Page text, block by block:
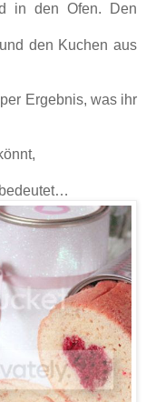
in den Ofen. Den
den Kuchen aus
Ergebnis, was ihr